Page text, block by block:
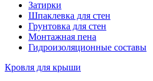
Затирки
Шпаклевка для стен
Грунтовка для стен
Монтажная пена
Гидроизоляционные составы
Кровля для крыши